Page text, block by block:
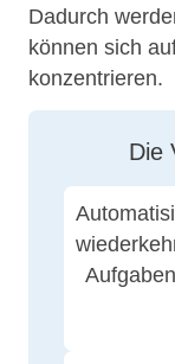
Dadurch
können sich
konzentrieren.
Die
Aufgaben